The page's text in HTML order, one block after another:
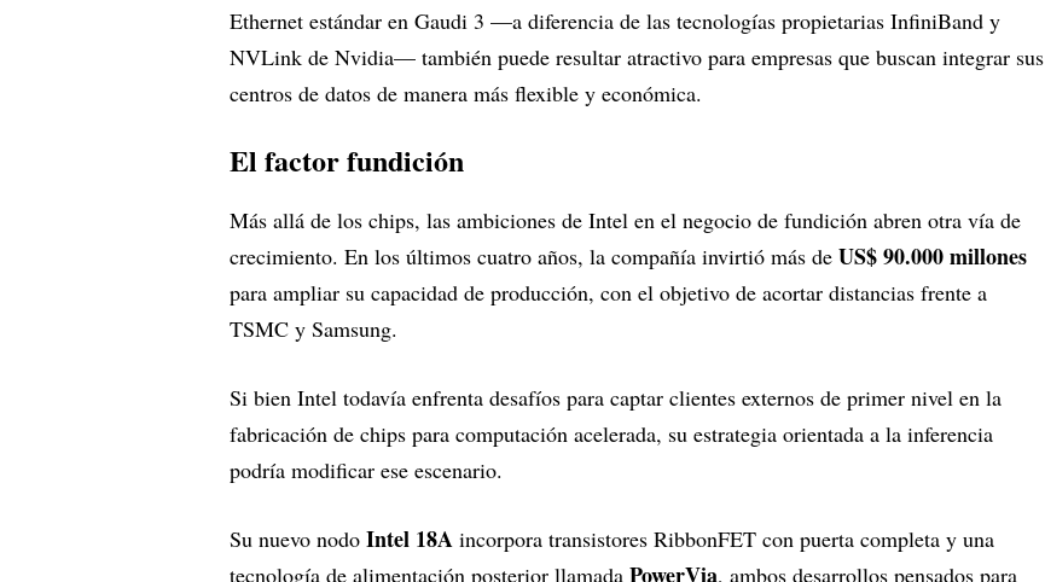
Ethernet estándar en Gaudi 3 —a diferencia de las tecnologías propietarias InfiniBand y
NVLink de Nvidia— también puede resultar atractivo para empresas que buscan integrar sus
centros de datos de manera más flexible y económica.
El factor fundición
Más allá de los chips, las ambiciones de Intel en el negocio de fundición abren otra vía de
crecimiento. En los últimos cuatro años, la compañía invirtió más de US$ 90.000 millones
para ampliar su capacidad de producción, con el objetivo de acortar distancias frente a
TSMC y Samsung.
Si bien Intel todavía enfrenta desafíos para captar clientes externos de primer nivel en la
fabricación de chips para computación acelerada, su estrategia orientada a la inferencia
podría modificar ese escenario.
Su nuevo nodo Intel 18A incorpora transistores RibbonFET con puerta completa y una
tecnología de alimentación posterior llamada PowerVia, ambos desarrollos pensados para